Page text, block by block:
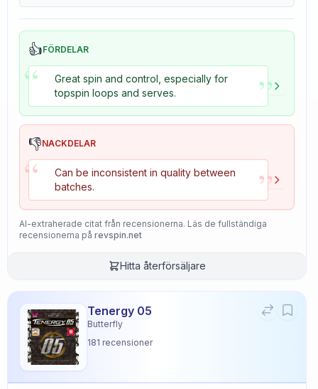
Tackiness 8.2
👍FÖRDELAR
“
Great spin and control, especially for
topspin loops and serves.
”
👎NACKDELAR
“
Can be inconsistent in quality between
batches.
”
AI-extraherade citat från recensionerna. Läs de fullständiga
recensionerna på revspin.net
Hitta återförsäljare
Tenergy 05
Butterfly
181 recensioner